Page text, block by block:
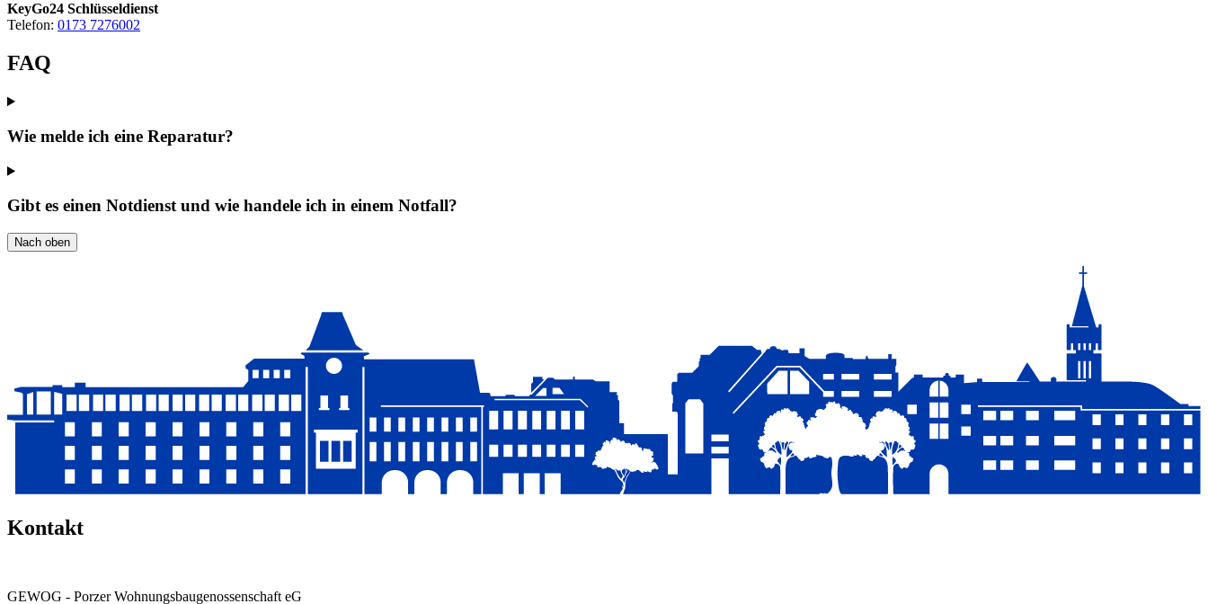
KeyGo24 Schlüsseldienst
Telefon: 0173 7276002
FAQ
Wie melde ich eine Reparatur?
Gibt es einen Notdienst und wie handele ich in einem Notfall?
Nach oben
Kontakt
GEWOG - Porzer Wohnungsbau­genossenschaft eG